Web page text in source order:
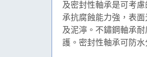
及密封性軸承是可考
承抗腐蝕能力強，表
及泥濘。不鏽鋼軸承
護。密封性軸承可防水